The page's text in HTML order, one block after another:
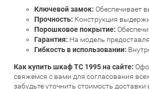
Ключевой замок: Обеспечивает
Прочность: Конструкция
Порошковое покрытие:
Гарантия: На модель
Гибкость в использовании:
Как купить шкаф ТС 1995 на сайте:
свяжемся с вами для согласования
забудьте уточнить стоимость доставки